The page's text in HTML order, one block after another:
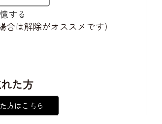
する
合は解除がオススメです）
た方
方はこちら